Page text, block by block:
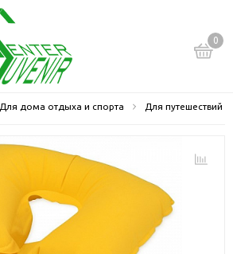
0
Для дома отдыха и спорта Для путешествий